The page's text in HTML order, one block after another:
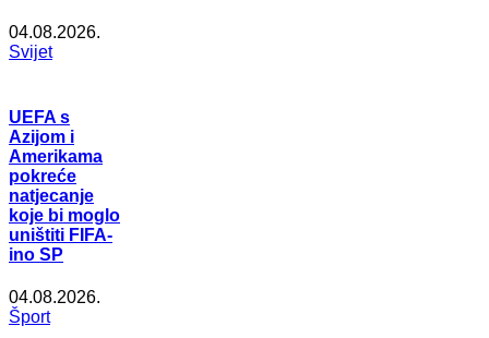
04.08.2026.
Svijet
UEFA s
Azijom i
Amerikama
pokreće
natjecanje
koje bi moglo
uništiti FIFA-
ino SP
04.08.2026.
Šport